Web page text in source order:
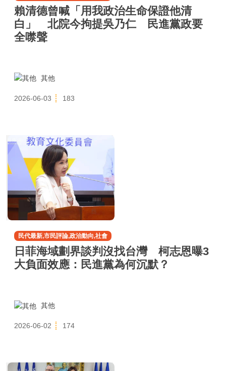
賴清德曾喊「用我政治生命保證他清
白」 北院今拘提吳乃仁 民進黨政要
全噤聲
其他
2026-06-03 183
民代最新,市民評論,政治動向,社會
日菲海域劃界談判沒找台灣 柯志恩曝3
大負面效應：民進黨為何沉默？
其他
2026-06-02 174